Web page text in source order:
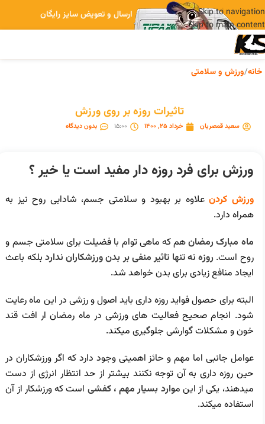
Skip to navigation
Skip to main content
ارسال و تعویض سایز رایگان
خانه/ورزش و سلامتی
تاثیرات روزه بر روی ورزش
سعید قمصریان خرداد 25, 1400 15:00 بدون دیدگاه
ورزش برای فرد روزه دار مفید است یا خیر ؟
ورزش کردنعلاوه بر بهبود و سلامتی جسم، شادابی روح نیز به
همراه دارد.
ماه مبارک رمضانهم که ماهی توام با فضیلت برای سلامتی جسم و
روح است. روزه نه تنها تاثیر منفی بر بدن ورزشکاران ندارد بلکه باعث
ایجاد منافع زیادی برای بدن خواهد شد.
البته برای حصول فواید روزه داری باید اصول و رزشی در این ماه رعایت
شود. انجام صحیح فعالیت های ورزشی در ماه رمضان ار افت قند
خون و مشکلات گوارشی جلوگیری میکند.
عوامل جانبی اما مهم و حائز اهمیتی وجود دارد که اگر ورزشکاران در
حین روزه داری به آن توجه نکنند بیشتر از حد انتظار انرژی از دست
میدهند، یکی از این موارد بسیار مهم ، کفشی است که ورزشکار از آن
استفاده میکند.